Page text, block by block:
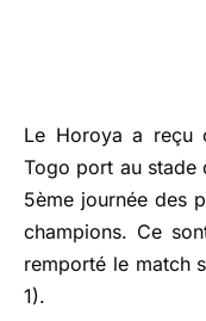
Le Horoya a reçu
Togo port au stade
5ème journée des
champions. Ce
remporté le match
1).